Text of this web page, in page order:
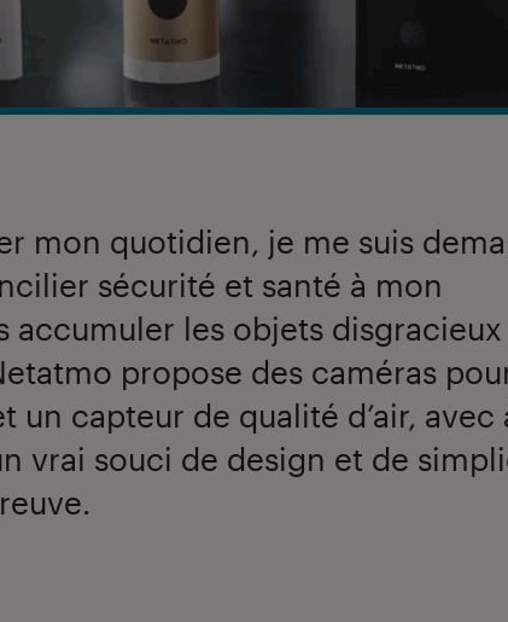
mon quotidien, je me suis
sécurité et santé à mon
accumuler les objets
propose des caméras
un capteur de qualité d’air, avec
vrai souci de design et de